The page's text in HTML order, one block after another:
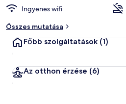
Ingyenes wifi
Összes mutatása
Főbb szolgáltatások (1)
Az otthon érzése (6)